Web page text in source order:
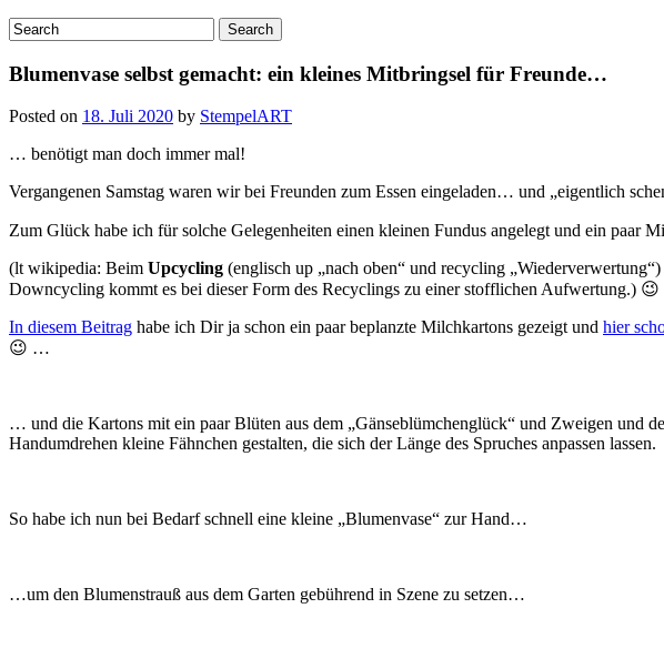
Blumenvase selbst gemacht: ein kleines Mitbringsel für Freunde…
Posted on 18. Juli 2020 by StempelART
… benötigt man doch immer mal!
Vergangenen Samstag waren wir bei Freunden zum Essen eingeladen… und „eigentlich
Zum Glück habe ich für solche Gelegenheiten einen kleinen Fundus angelegt und ein
(lt wikipedia: Beim Upcycling (englisch up „nach oben“ und recycling
Downcycling kommt es bei dieser Form des Recyclings zu einer stofflichen Aufwertung.) 😉
In diesem Beitrag habe ich Dir ja schon ein paar beplanzte Milchkartons gezeigt und hier
😉 …
… und die Kartons mit ein paar Blüten aus dem „Gänseblümchenglück“ und Zweigen und
Handumdrehen kleine Fähnchen gestalten, die sich der Länge des Spruches anpassen lassen.
So habe ich nun bei Bedarf schnell eine kleine „Blumenvase“ zur Hand…
…um den Blumenstrauß aus dem Garten gebührend in Szene zu setzen…